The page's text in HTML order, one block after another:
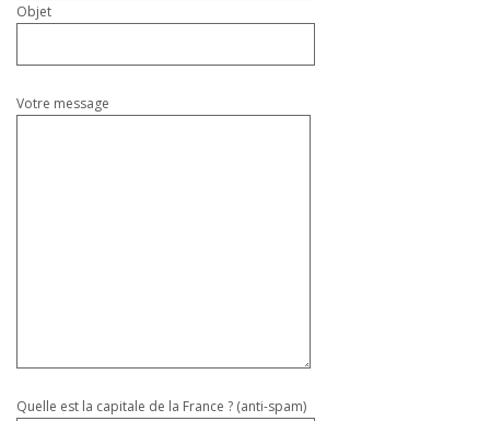
Objet
Votre message
Quelle est la capitale de la France ? (anti-spam)